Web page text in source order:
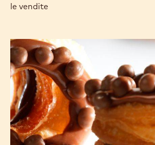
le vendite
CHOCRO-
DONUT™
con
crémeux
al
cioccolato